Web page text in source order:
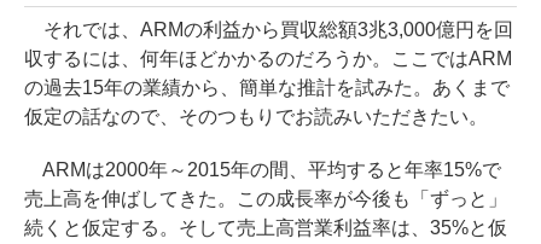
それでは、ARMの利益から買収総額3兆3,000億円を回
収するには、何年ほどかかるのだろうか。ここではARM
の過去15年の業績から、簡単な推計を試みた。あくまで
仮定の話なので、そのつもりでお読みいただきたい。
ARMは2000年～2015年の間、平均すると年率15%で
売上高を伸ばしてきた。この成長率が今後も「ずっと」
続くと仮定する。そして売上高営業利益率は、35%と仮